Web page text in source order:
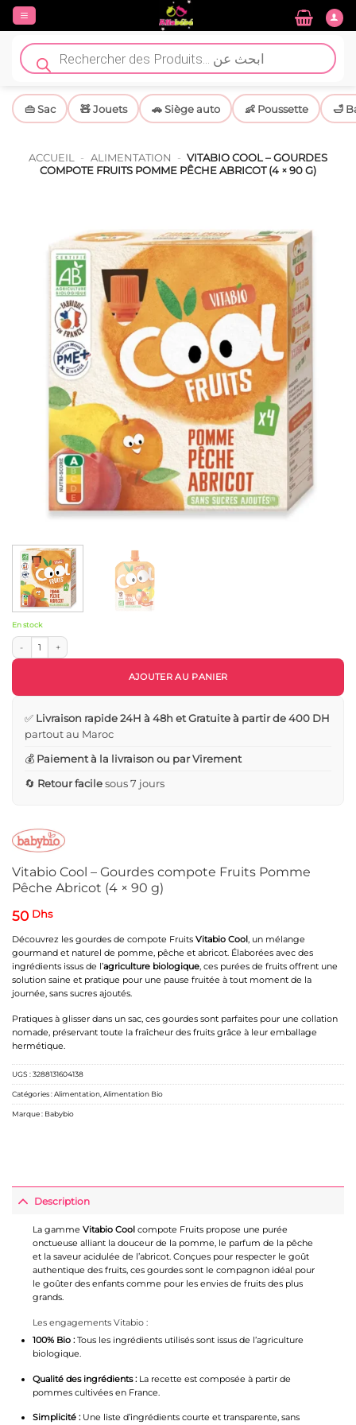
Passer
contenu
Recherche
de
produits
👜 Sac 🧸 Jouets 🚗 Siège auto 👶 Poussette 🛁
ACCUEIL - ALIMENTATION - VITABIO COOL – GOURDES
COMPOTE FRUITS POMME PÊCHE ABRICOT (4 × 90 G)
Vitabio Cool – Gourdes compote Fruits Pomme
Pêche Abricot (4 × 90 g)
50 Dhs
Découvrez les gourdes de compote Fruits Vitabio Cool, un mélange
gourmand et naturel de pomme, pêche et abricot. Élaborées avec des
ingrédients issus de l’agriculture biologique, ces purées de fruits offrent une
solution saine et pratique pour une pause fruitée à tout moment de la
journée, sans sucres ajoutés.
Pratiques à glisser dans un sac, ces gourdes sont parfaites pour une collation
nomade, préservant toute la fraîcheur des fruits grâce à leur emballage
hermétique.
En stock
quantité de Vitabio Cool – Gourdes compote Fruits Pomme Pêche Abricot (4 × 90 g)
AJOUTER AU PANIER
✅ Livraison rapide 24H à 48h et Gratuite à partir de 400 DH
partout au Maroc
💰 Paiement à la livraison ou par Virement
🔄 Retour facilesous 7 jours
UGS :3288131604138
Catégories :Alimentation Alimentation Bio
Marque : Babybio
Description
La gamme Vitabio Coolcompote Fruits propose une purée
onctueuse alliant la douceur de la pomme, le parfum de la pêche
et la saveur acidulée de l’abricot. Conçues pour respecter le goût
authentique des fruits, ces gourdes sont le compagnon idéal pour
le goûter des enfants comme pour les envies de fruits des plus
grands.
Les engagements Vitabio :
100% Bio :Tous les ingrédients utilisés sont issus de l’agriculture
biologique.
Qualité des ingrédients :La recette est composée à partir de
pommes cultivées en France.
Simplicité :Une liste d’ingrédients courte et transparente, sans